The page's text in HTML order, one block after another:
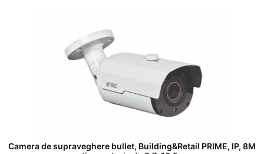
Camera de supraveghere bullet, Building&Retail PRIME, IP, 8M